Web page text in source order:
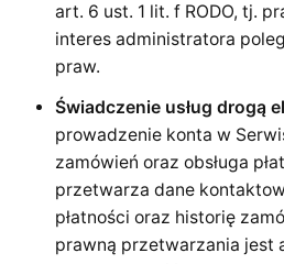
art. 6 ust. 1 lit. f RODO, tj.
interes administratora
praw.
Świadczenie usług drogą
prowadzenie konta w
zamówień oraz obsługa
przetwarza dane
płatności oraz historię
prawną przetwarzania jest